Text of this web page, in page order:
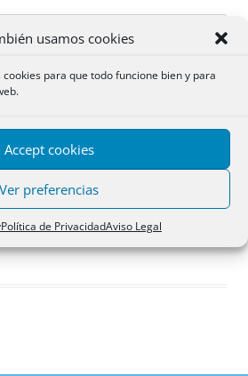
usamos cookies
para que todo funcione bien y para
Accept cookies
Ver preferencias
Política de PrivacidadAviso Legal
contraseña?